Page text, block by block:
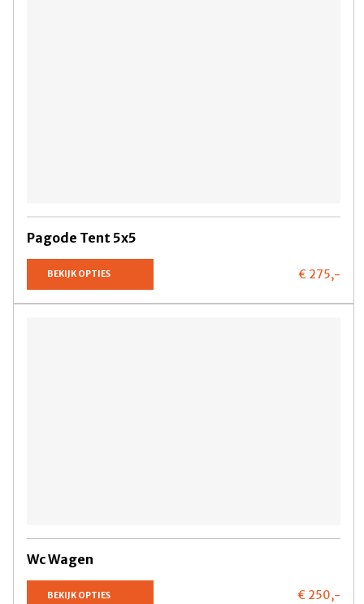
Pagode Tent 5x5
BEKIJK OPTIES € 275,-
Wc Wagen
BEKIJK OPTIES € 250,-